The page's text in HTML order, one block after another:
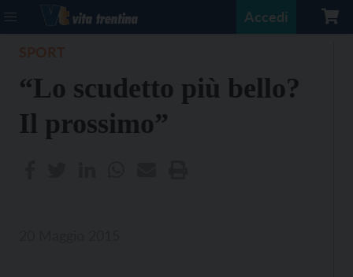
Accedi
“Lo scudetto più bello?
Il prossimo”